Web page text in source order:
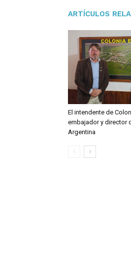
ARTÍCULOS
El intendente de
embajador y director
Argentina